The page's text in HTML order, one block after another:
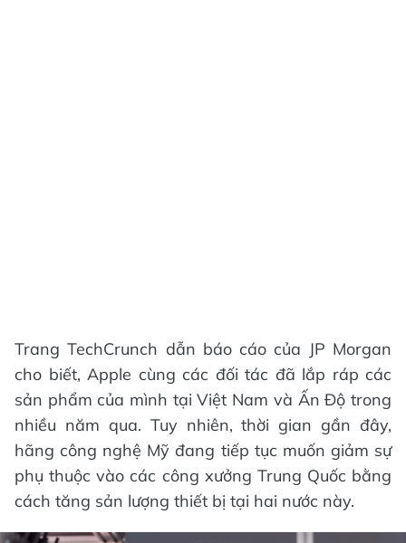
Trang TechCrunch dẫn báo cáo của JP Morgan
cho biết, Apple cùng các đối tác đã lắp ráp các
sản phẩm của mình tại Việt Nam và Ấn Độ trong
nhiều năm qua. Tuy nhiên, thời gian gần đây,
hãng công nghệ Mỹ đang tiếp tục muốn giảm sự
phụ thuộc vào các công xưởng Trung Quốc bằng
cách tăng sản lượng thiết bị tại hai nước này.